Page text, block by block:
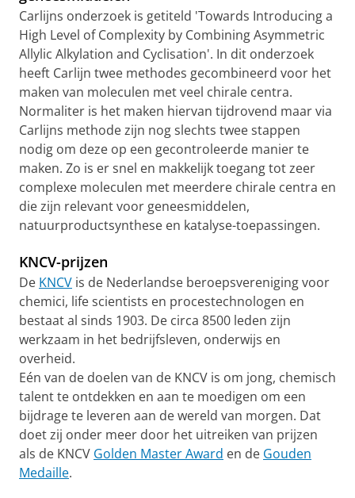
Carlijns onderzoek is getiteld 'Towards Introducing a
High Level of Complexity by Combining Asymmetric
Allylic Alkylation and Cyclisation'. In dit onderzoek
heeft Carlijn twee methodes gecombineerd voor het
maken van moleculen met veel chirale centra.
Normaliter is het maken hiervan tijdrovend maar via
Carlijns methode zijn nog slechts twee stappen
nodig om deze op een gecontroleerde manier te
maken. Zo is er snel en makkelijk toegang tot zeer
complexe moleculen met meerdere chirale centra en
die zijn relevant voor geneesmiddelen,
natuurproductsynthese en katalyse-toepassingen.
KNCV-prijzen
De KNCV is de Nederlandse beroepsvereniging voor
chemici, life scientists en procestechnologen en
bestaat al sinds 1903. De circa 8500 leden zijn
werkzaam in het bedrijfsleven, onderwijs en
overheid.
Eén van de doelen van de KNCV is om jong, chemisch
talent te ontdekken en aan te moedigen om een
bijdrage te leveren aan de wereld van morgen. Dat
doet zij onder meer door het uitreiken van prijzen
als de KNCV Golden Master Award en de Gouden
Medaille.